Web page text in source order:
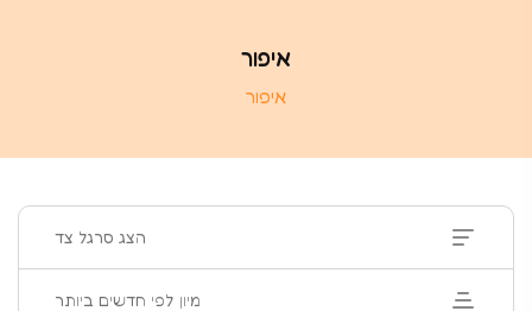
איפור
איפור
הצג סרגל צד
מיון לפי חדשים ביותר